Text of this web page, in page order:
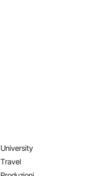
University
Travel